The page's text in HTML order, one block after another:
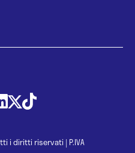
i diritti riservati | P.IVA